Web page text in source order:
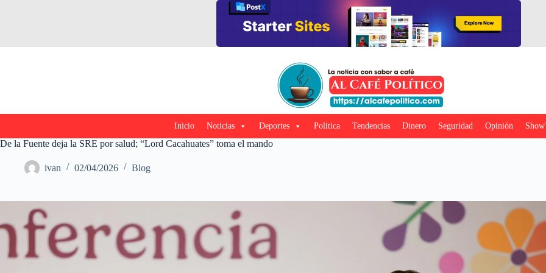
Inicio Noticias Deportes Politica Tendencias Dinero Seguridad Opinión
De la Fuente deja la SRE por salud; “Lord Cacahuates” toma el mando
ivan 02/04/2026 Blog